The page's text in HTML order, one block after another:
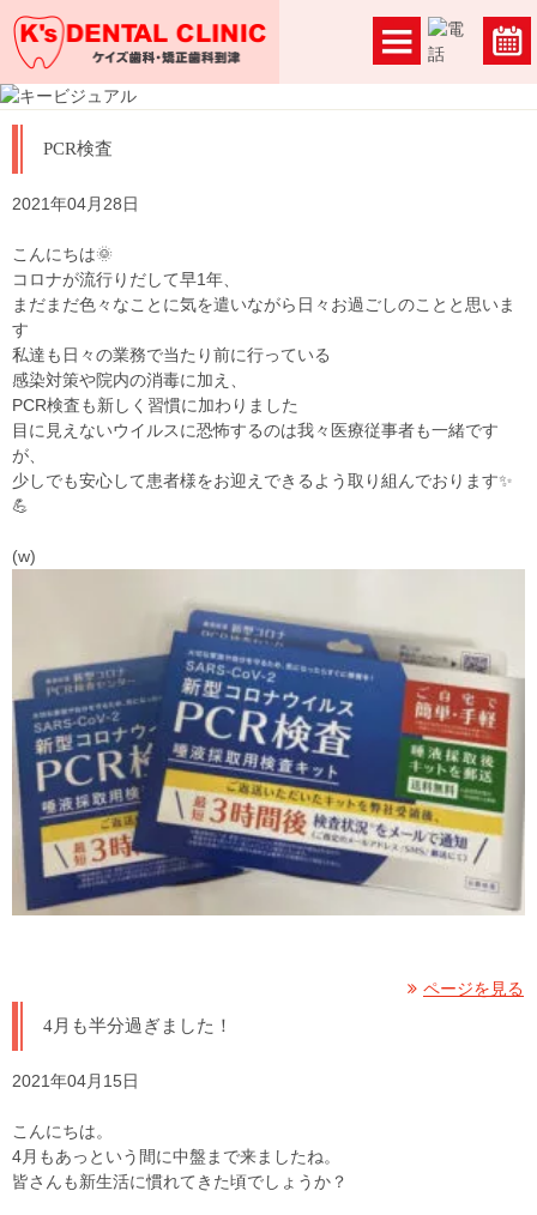
PCR検査
2021年04月28日
こんにちは🌞
コロナが流行りだして早1年、
まだまだ色々なことに気を遣いながら日々お過ごしのことと思いま
す
私達も日々の業務で当たり前に行っている
感染対策や院内の消毒に加え、
PCR検査も新しく習慣に加わりました
目に見えないウイルスに恐怖するのは我々医療従事者も一緒です
が、
少しでも安心して患者様をお迎えできるよう取り組んでおります✨
💪
(w)
ページを見る
4月も半分過ぎました！
2021年04月15日
こんにちは。
4月もあっという間に中盤まで来ましたね。
皆さんも新生活に慣れてきた頃でしょうか？